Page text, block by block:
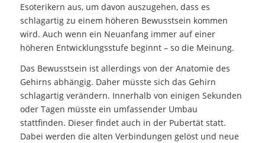
Esoterikern aus, um davon auszugehen, dass es
schlagartig zu einem höheren Bewusstsein kommen
wird. Auch wenn ein Neuanfang immer auf einer
höheren Entwicklungsstufe beginnt – so die Meinung.
Das Bewusstsein ist allerdings von der Anatomie des
Gehirns abhängig. Daher müsste sich das Gehirn
schlagartig verändern. Innerhalb von einigen Sekunden
oder Tagen müsste ein umfassender Umbau
stattfinden. Dieser findet auch in der Pubertät statt.
Dabei werden die alten Verbindungen gelöst und neue